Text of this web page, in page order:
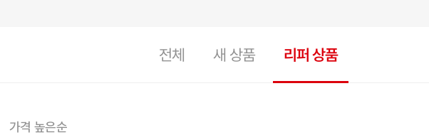
전체 새 상품 리퍼 상품
가격 높은순